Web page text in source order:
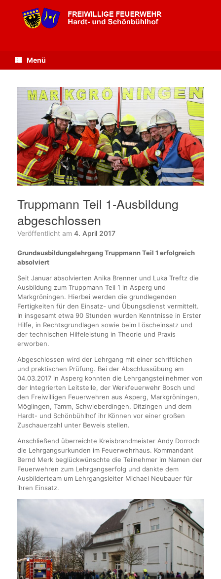
springen
Menü
Truppmann Teil 1-Ausbildung
abgeschlossen
Veröffentlicht am 4. April 2017
Grundausbildungslehrgang Truppmann Teil 1 erfolgreich
absolviert
Seit Januar absolvierten Anika Brenner und Luka Treftz die
Ausbildung zum Truppmann Teil 1 in Asperg und
Markgröningen. Hierbei werden die grundlegenden
Fertigkeiten für den Einsatz- und Übungsdienst vermittelt.
In insgesamt etwa 90 Stunden wurden Kenntnisse in Erster
Hilfe, in Rechtsgrundlagen sowie beim Löscheinsatz und
der technischen Hilfeleistung in Theorie und Praxis
erworben.
Abgeschlossen wird der Lehrgang mit einer schriftlichen
und praktischen Prüfung. Bei der Abschlussübung am
04.03.2017 in Asperg konnten die Lehrgangsteilnehmer von
der Integrierten Leitstelle, der Werkfeuerwehr Bosch und
den Freiwilligen Feuerwehren aus Asperg, Markgröningen,
Möglingen, Tamm, Schwieberdingen, Ditzingen und dem
Hardt- und Schönbühlhof ihr Können vor einer großen
Zuschauerzahl unter Beweis stellen.
Anschließend überreichte Kreisbrandmeister Andy Dorroch
die Lehrgangsurkunden im Feuerwehrhaus. Kommandant
Bernd Merk beglückwünschte die Teilnehmer im Namen der
Feuerwehren zum Lehrgangserfolg und dankte dem
Ausbilderteam um Lehrgangsleiter Michael Neubauer für
ihren Einsatz.